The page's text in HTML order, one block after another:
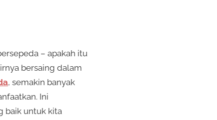
– apakah itu
bersaing dalam
, semakin banyak
Ini
baik untuk kita